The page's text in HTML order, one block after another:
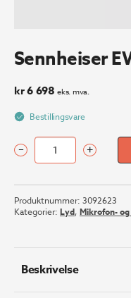
Sennheiser
kr6 698 eks. mva.
Bestillingsvare
Sennheiser
DP
835
SET
antall
– +
Produktnummer: 3092623
Kategorier: Lyd, Mikrofon-
Beskrivelse